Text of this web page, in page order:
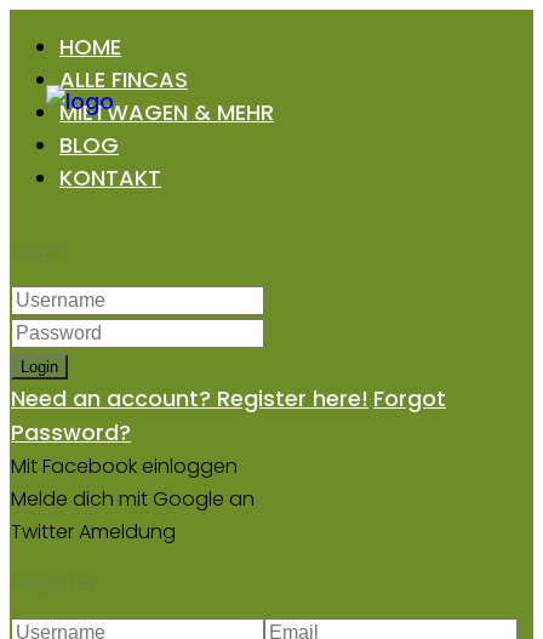
HOME
ALLE FINCAS
MIETWAGEN & MEHR
BLOG
KONTAKT
Login
Login
Need an account? Register here! Forgot
Password?
Mit Facebook einloggen
Melde dich mit Google an
Twitter Ameldung
Register